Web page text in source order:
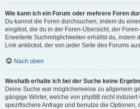
Wie kann ich ein Forum oder mehrere Foren
Du kannst die Foren durchsuchen, indem du
eingibst, die du in der Foren-Übersicht, der
Erweiterte Suchmöglichkeiten erhältst du, indem
Link anklickst, der von jeder Seite des Forums
Nach oben
Weshalb erhalte ich bei der Suche keine
Deine Suche war möglicherweise zu allgemein
gängige Wörter, welche von phpBB nicht indiziert
spezifischere Anfrage und benutze die Optionen,